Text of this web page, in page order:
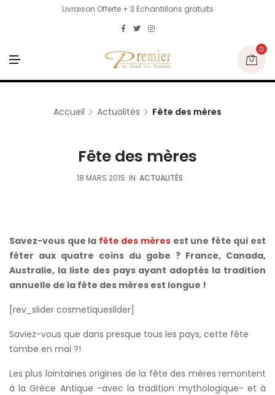
Livraison Offerte + 3 Echantillons gratuits
N
U
0
Accueil Actualités Fête des mères
Fête des mères
18 MARS 2015 IN ACTUALITÉS
Savez-vous que la fête des mères est une fête qui est
fêter aux quatre coins du gobe ? France, Canada,
Australie, la liste des pays ayant adoptés la tradition
annuelle de la fête des mères est longue !
[rev_slider cosmetiqueslider]
Saviez-vous que dans presque tous les pays, cette fête
tombe en mai ?!
Les plus lointaines origines de la fête des mères remontent
à la Grèce Antique -avec la tradition mythologique- et à